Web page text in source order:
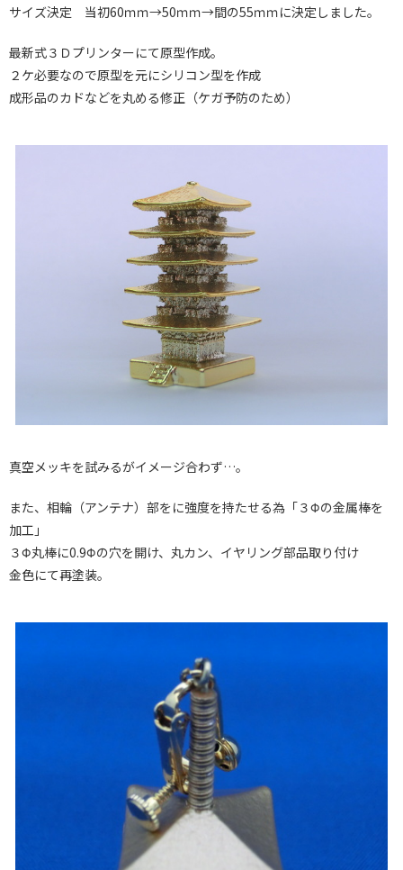
サイズ決定 当初60ｍｍ→50ｍｍ→間の55ｍｍに決定しました。
最新式３Ｄプリンターにて原型作成。
２ケ必要なので原型を元にシリコン型を作成
成形品のカドなどを丸める修正（ケガ予防のため）
真空メッキを試みるがイメージ合わず…。
また、相輪（アンテナ）部をに強度を持たせる為「３Φの金属棒を
加工」
３Φ丸棒に0.9Φの穴を開け、丸カン、イヤリング部品取り付け
金色にて再塗装。